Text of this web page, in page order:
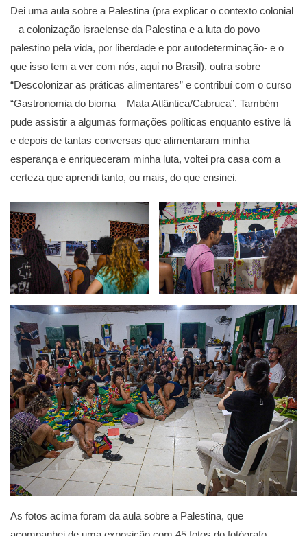
Dei uma aula sobre a Palestina (pra explicar o contexto colonial
– a colonização israelense da Palestina e a luta do povo
palestino pela vida, por liberdade e por autodeterminação- e o
que isso tem a ver com nós, aqui no Brasil), outra sobre
“Descolonizar as práticas alimentares” e contribuí com o curso
“Gastronomia do bioma – Mata Atlântica/Cabruca”. Também
pude assistir a algumas formações políticas enquanto estive lá
e depois de tantas conversas que alimentaram minha
esperança e enriqueceram minha luta, voltei pra casa com a
certeza que aprendi tanto, ou mais, do que ensinei.
As fotos acima foram da aula sobre a Palestina, que